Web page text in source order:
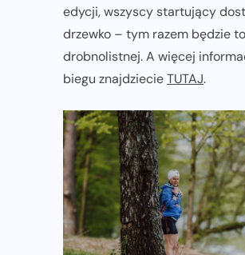
edycji, wszyscy startujący
drzewko – tym razem będzie
drobnolistnej. A więcej
biegu znajdziecieTUTAJ.